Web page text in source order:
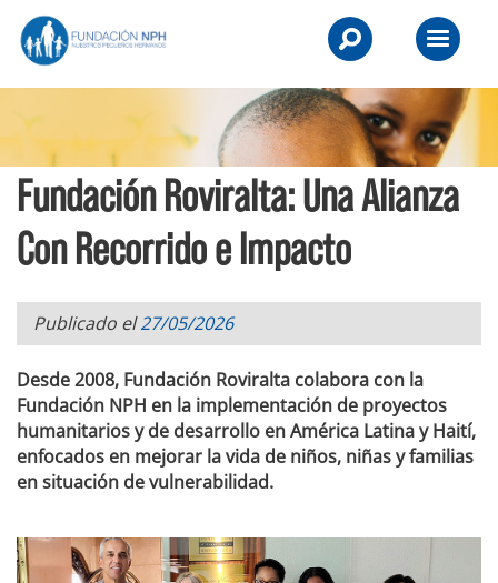
content
NPH
UK
Raising
Children,
Transforming
Lives.
Primary
Menu
Fundación Roviralta: Una Alianza
Con Recorrido e Impacto
Publicado el27/05/2026
Desde 2008, Fundación Roviralta colabora con la
Fundación NPH en la implementación de proyectos
humanitarios y de desarrollo en América Latina y Haití,
enfocados en mejorar la vida de niños, niñas y familias
en situación de vulnerabilidad.